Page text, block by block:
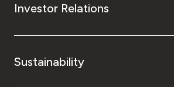
Investor Relations
Sustainability